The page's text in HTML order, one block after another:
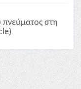
πνεύματος στη